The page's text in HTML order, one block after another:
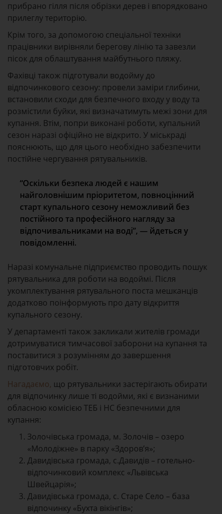
прибрано гілля після обрізки дерев і впорядковано
прилеглу територію.
Крім того, за допомогою спеціальної техніки
працівники вирівняли берегову лінію та завезли
пісок для облаштування майбутнього пляжу.
Фахівці також підготували водойму до
відпочинкового сезону: провели заміри глибини,
встановили сходи для безпечного входу у воду та
розмістили буйки, які визначатимуть межі зони для
купання. Втім, попри виконані роботи, купальний
сезон наразі офіційно не відкрито. У міськраді
пояснюють, що для цього необхідно забезпечити
постійне чергування рятувальників.
“Оскільки безпека людей є нашим
найголовнішим пріоритетом, повноцінний
старт купального сезону неможливий без
постійного та професійного нагляду за
відпочивальниками на воді”, — йдеться у
повідомленні.
Наразі комунальне підприємство проводить пошук
рятувальника для роботи на водоймі. Після
укомплектування рятувального поста мешканців
додатково поінформують про дату відкриття
купального сезону.
У департаменті також закликали жителів громади
дотримуватися тимчасової заборони на купання та
поставитися з розумінням до завершення
підготовчих робіт.
Нагадаємо, що рятувальники застерігають обирати
для відпочинку лише ті водойми, які є визнаними
обласною комісією ТЕБ і НС безпечними для
купання:
Золочівська громада, м. Золочів – озеро
«Молодіжне» в парку «Здоров’я»;
Давидівська громада, с.Давидів – готельно-
відпочинковий комплекс «Львівська
Швейцарія»;
Давидівська громада, с. Старе Село – база
відпочинку «Бухта вікінгів»;